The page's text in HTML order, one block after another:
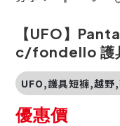
【UFO】
c/fondello 護
UFO,護具短褲,越
優惠價